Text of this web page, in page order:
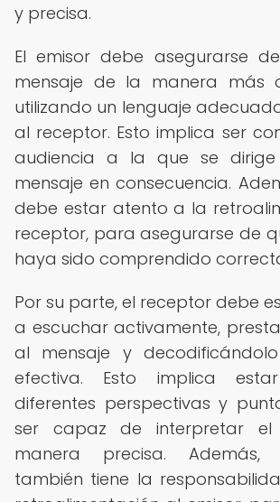
y precisa.
El emisor debe asegurarse
mensaje de la manera más
utilizando un lenguaje
al receptor. Esto implica ser
audiencia a la que se
mensaje en consecuencia.
debe estar atento a la
receptor, para asegurarse de
haya sido comprendido
Por su parte, el receptor debe
a escuchar activamente,
al mensaje y
efectiva. Esto implica
diferentes perspectivas y
ser capaz de interpretar el
manera precisa.
también tiene la